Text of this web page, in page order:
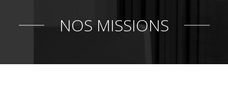
NOS MISSIONS